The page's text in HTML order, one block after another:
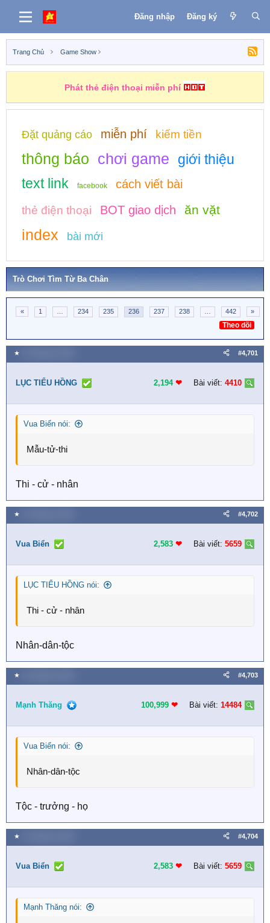
Đăng nhập Đăng ký
Trang Chủ Game Show
Phát thẻ điện thoại miễn phí
Đặt quảng cáo miễn phí kiếm tiền
thông báo chơi game
giới thiệu
text link
facebook cách viết bài
thẻ điện thoại BOT giao dịch ăn vặt
index bài mới
Trò Chơi Tìm Từ Ba Chân
« 1 234 235 236 237 238 442 »
Theo dõi
★ #4,701
LỤC TIỂU HỒNG 2,194 ❤︎ Bài viết: 4410
Vua Biển nói:
Mẫu-tử-thi
Thi - cử - nhân
★ #4,702
Vua Biển 2,583 ❤︎ Bài viết: 5659
LỤC TIỂU HỒNG nói:
Thi - cử - nhân
Nhân-dân-tộc
★ #4,703
Mạnh Thăng 100,999 ❤︎ Bài viết: 14484
Vua Biển nói:
Nhân-dân-tộc
Tộc - trưởng - họ
★ #4,704
Vua Biển 2,583 ❤︎ Bài viết: 5659
Mạnh Thăng nói: